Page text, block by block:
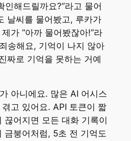
인해드릴까요?”라고 물어
날씨를 물어봤고, 루카가
가 “아까 물어봤잖아!”라
송해요, 기억이 나지 않아
짜로 기억을 못하는 거예
아니에요. 많은 AI 어시스
고 있어요. API 토큰이 짧
끊어지면 모든 대화 기록이
금붕어처럼, 5초 전 기억도